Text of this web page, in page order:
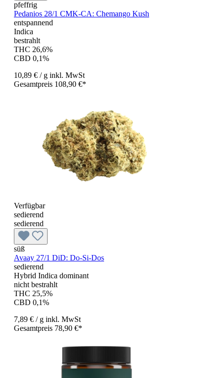
pfeffrig
Pedanios 28/1 CMK-CA: Chemango Kush
entspannend
Indica
bestrahlt
THC 26,6%
CBD 0,1%
10,89 € / g inkl. MwSt
Gesamtpreis 108,90 €*
Verfügbar
sedierend
sedierend
süß
Avaay 27/1 DiD: Do-Si-Dos
sedierend
Hybrid Indica dominant
nicht bestrahlt
THC 25,5%
CBD 0,1%
7,89 € / g inkl. MwSt
Gesamtpreis 78,90 €*